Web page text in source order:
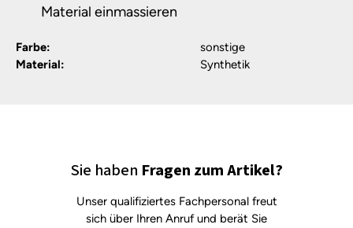
Material einmassieren
Farbe:
sonstige
Material:
Synthetik
Sie haben Fragen zum Artikel?
Unser qualifiziertes Fachpersonal freut
sich über Ihren Anruf und berät Sie